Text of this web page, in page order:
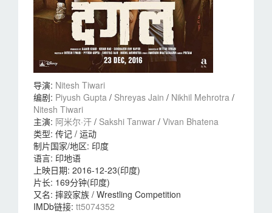
导演: Nitesh Tiwari
编剧: Piyush Gupta / Shreyas Jain / Nikhil Mehrotra /
Nitesh Tiwari
主演: 阿米尔·汗 / Sakshi Tanwar / Vivan Bhatena
类型: 传记 / 运动
制片国家/地区: 印度
语言: 印地语
上映日期: 2016-12-23(印度)
片长: 169分钟(印度)
又名: 摔跤家族 / Wrestling Competition
IMDb链接: tt5074352